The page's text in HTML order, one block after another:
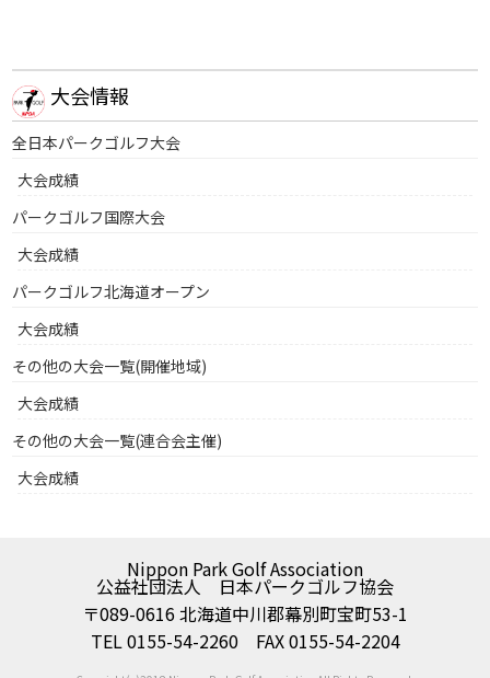
大会情報
全日本パークゴルフ大会
大会成績
パークゴルフ国際大会
大会成績
パークゴルフ北海道オープン
大会成績
その他の大会一覧(開催地域)
大会成績
その他の大会一覧(連合会主催)
大会成績
Nippon Park Golf Association
公益社団法人 日本パークゴルフ協会
〒089-0616 北海道中川郡幕別町宝町53-1
TEL 0155-54-2260 FAX 0155-54-2204